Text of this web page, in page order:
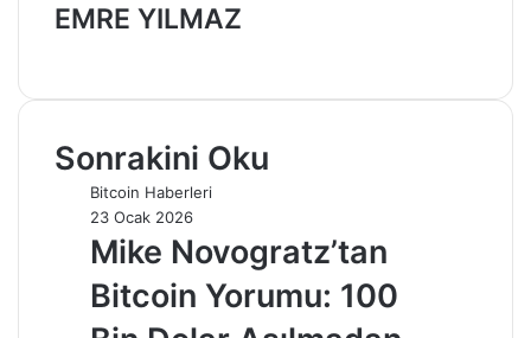
EMRE YILMAZ
Sonrakini Oku
Bitcoin Haberleri
23 Ocak 2026
Mike Novogratz’tan
Bitcoin Yorumu: 100